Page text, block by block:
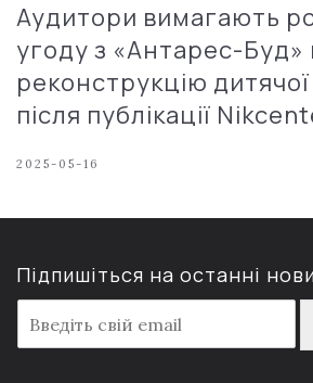
Аудитори вимагають
угоду з «Антарес-Буд»
реконструкцію дитячої
після публікації
2025-05-16
Підпишіться на останні
m
a